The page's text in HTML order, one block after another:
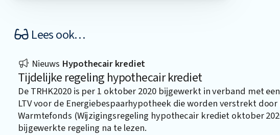
Lees ook…
Nieuws Hypothecair krediet
Tijdelijke regeling hypothecair krediet
De TRHK2020 is per 1 oktober 2020 bijgewerkt in verband met
LTV voor de Energiebespaarhypotheek die worden verstrekt
Warmtefonds (Wijzigingsregeling hypothecair krediet oktober
bijgewerkte regeling na te lezen.